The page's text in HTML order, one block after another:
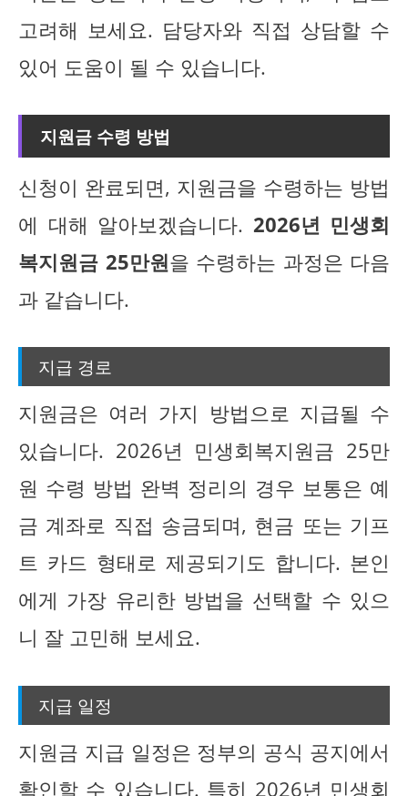
고려해 보세요. 담당자와 직접 상담할 수
있어 도움이 될 수 있습니다.
지원금 수령 방법
신청이 완료되면, 지원금을 수령하는 방법
에 대해 알아보겠습니다. 2026년 민생회
복지원금 25만원을 수령하는 과정은 다음
과 같습니다.
지급 경로
지원금은 여러 가지 방법으로 지급될 수
있습니다. 2026년 민생회복지원금 25만
원 수령 방법 완벽 정리의 경우 보통은 예
금 계좌로 직접 송금되며, 현금 또는 기프
트 카드 형태로 제공되기도 합니다. 본인
에게 가장 유리한 방법을 선택할 수 있으
니 잘 고민해 보세요.
지급 일정
지원금 지급 일정은 정부의 공식 공지에서
확인할 수 있습니다. 특히 2026년 민생회